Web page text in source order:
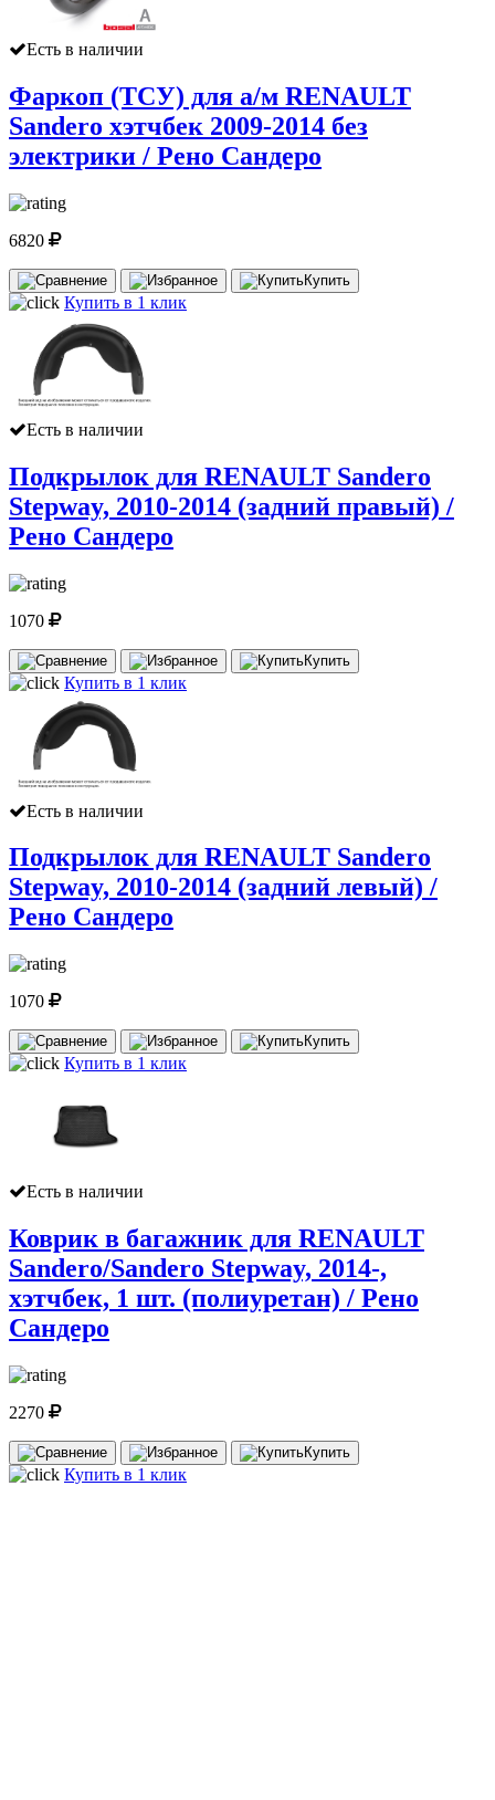
Есть в наличии
Фаркоп (ТСУ) для а/м RENAULT
Sandero хэтчбек 2009-2014 без
электрики / Рено Сандеро
6820
Купить
Купить в 1 клик
Есть в наличии
Подкрылок для RENAULT Sandero
Stepway, 2010-2014 (задний правый) /
Рено Сандеро
1070
Купить
Купить в 1 клик
Есть в наличии
Подкрылок для RENAULT Sandero
Stepway, 2010-2014 (задний левый) /
Рено Сандеро
1070
Купить
Купить в 1 клик
Есть в наличии
Коврик в багажник для RENAULT
Sandero/Sandero Stepway, 2014-,
хэтчбек, 1 шт. (полиуретан) / Рено
Сандеро
2270
Купить
Купить в 1 клик